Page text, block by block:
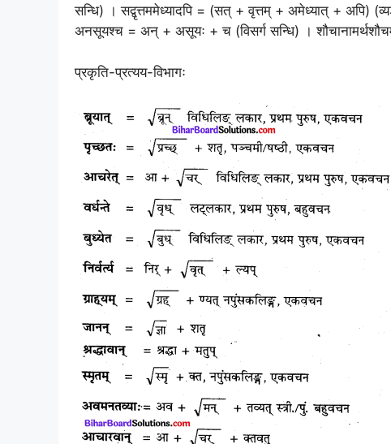
सन्धि) । सद्वृत्तममेध्यादपि = (सत् + वृत्तम् + अमेध्यात् + अपि)
अनसूयश्च = अन् + असूयः + च (विसर्ग सन्धि) ।
प्रकृति-प्रत्यय-विभागः